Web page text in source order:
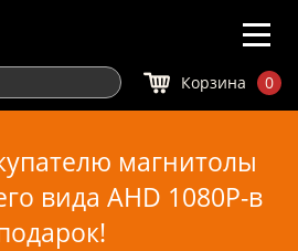
Корзина 0
магнитолы
вида AHD 1080P-в